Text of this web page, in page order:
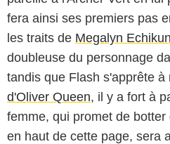
fera ainsi ses premiers pas
les traits de Megalyn
doubleuse du personnage
tandis que Flash s'apprête à
d'Oliver Queen, il y a fort à
femme, qui promet de
en haut de cette page, sera